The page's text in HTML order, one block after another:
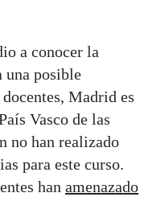
a conocer la
una posible
Madrid es
Vasco de las
no han realizado
para este curso.
han amenazado